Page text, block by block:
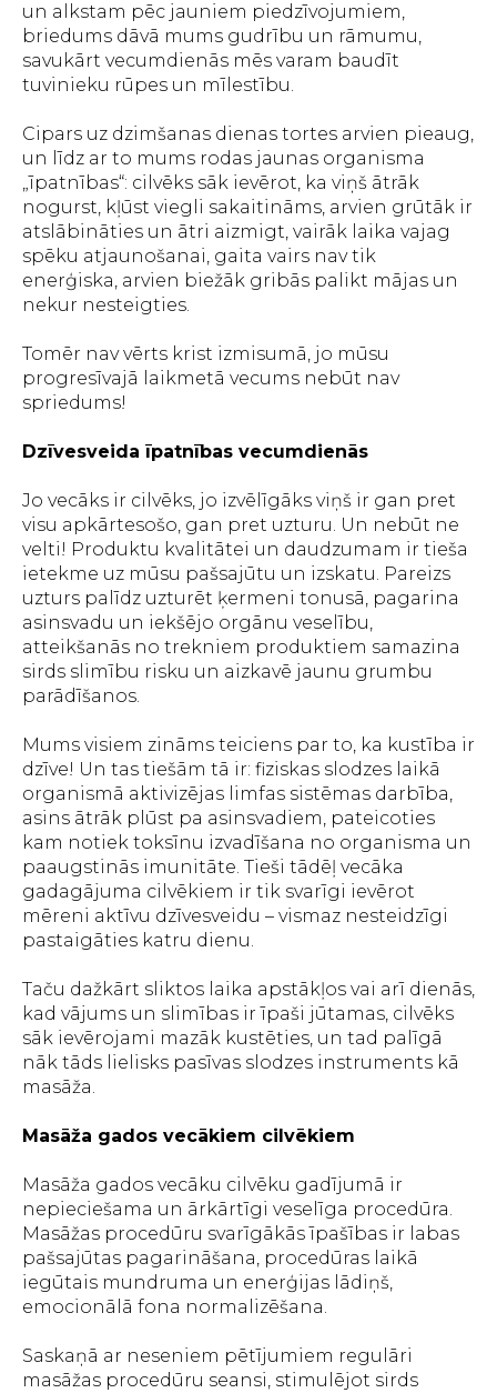
un alkstam pēc jauniem piedzīvojumiem,
briedums dāvā mums gudrību un rāmumu,
savukārt vecumdienās mēs varam baudīt
tuvinieku rūpes un mīlestību.
Cipars uz dzimšanas dienas tortes arvien pieaug,
un līdz ar to mums rodas jaunas organisma
„īpatnības“: cilvēks sāk ievērot, ka viņš ātrāk
nogurst, kļūst viegli sakaitināms, arvien grūtāk ir
atslābināties un ātri aizmigt, vairāk laika vajag
spēku atjaunošanai, gaita vairs nav tik
enerģiska, arvien biežāk gribās palikt mājas un
nekur nesteigties.
Tomēr nav vērts krist izmisumā, jo mūsu
progresīvajā laikmetā vecums nebūt nav
spriedums!
Dzīvesveida īpatnības vecumdienās
Jo vecāks ir cilvēks, jo izvēlīgāks viņš ir gan pret
visu apkārtesošo, gan pret uzturu. Un nebūt ne
velti! Produktu kvalitātei un daudzumam ir tieša
ietekme uz mūsu pašsajūtu un izskatu. Pareizs
uzturs palīdz uzturēt ķermeni tonusā, pagarina
asinsvadu un iekšējo orgānu veselību,
atteikšanās no trekniem produktiem samazina
sirds slimību risku un aizkavē jaunu grumbu
parādīšanos.
Mums visiem zināms teiciens par to, ka kustība ir
dzīve! Un tas tiešām tā ir: fiziskas slodzes laikā
organismā aktivizējas limfas sistēmas darbība,
asins ātrāk plūst pa asinsvadiem, pateicoties
kam notiek toksīnu izvadīšana no organisma un
paaugstinās imunitāte. Tieši tādēļ vecāka
gadagājuma cilvēkiem ir tik svarīgi ievērot
mēreni aktīvu dzīvesveidu – vismaz nesteidzīgi
pastaigāties katru dienu.
Taču dažkārt sliktos laika apstākļos vai arī dienās,
kad vājums un slimības ir īpaši jūtamas, cilvēks
sāk ievērojami mazāk kustēties, un tad palīgā
nāk tāds lielisks pasīvas slodzes instruments kā
masāža.
Masāža gados vecākiem cilvēkiem
Masāža gados vecāku cilvēku gadījumā ir
nepieciešama un ārkārtīgi veselīga procedūra.
Masāžas procedūru svarīgākās īpašības ir labas
pašsajūtas pagarināšana, procedūras laikā
iegūtais mundruma un enerģijas lādiņš,
emocionālā fona normalizēšana.
Saskaņā ar neseniem pētījumiem regulāri
masāžas procedūru seansi, stimulējot sirds